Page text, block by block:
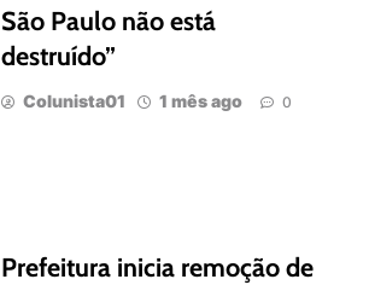
São Paulo não está
destruído”
Colunista01 1 mês ago 0
Prefeitura inicia remoção de